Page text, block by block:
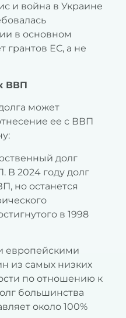
и война в Украине
в основном
грантов ЕС, а не
ВВП
может
ее с ВВП
долг
В 2024 году долг
но останется
в 1998
европейскими
из самых низких
по отношению к
большинства
около 100%